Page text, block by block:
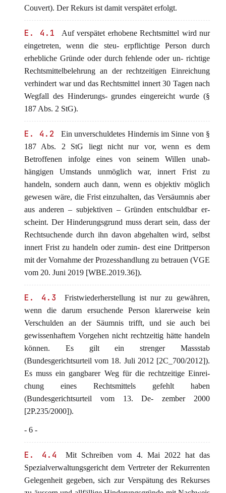
Couvert). Der Rekurs ist damit verspätet erfolgt.
E. 4.1
Auf verspätet erhobene Rechtsmittel wird nur
eingetreten, wenn die steu- erpflichtige Person durch
erhebliche Gründe oder durch fehlende oder un- richtige
Rechtsmittelbelehrung an der rechtzeitigen Einreichung
verhindert war und das Rechtsmittel innert 30 Tagen nach
Wegfall des Hinderungs- grundes eingereicht wurde (§
187 Abs. 2 StG).
E. 4.2
Ein unverschuldetes Hindernis im Sinne von §
187 Abs. 2 StG liegt nicht nur vor, wenn es dem
Betroffenen infolge eines von seinem Willen unab-
hängigen Umstands unmöglich war, innert Frist zu
handeln, sondern auch dann, wenn es objektiv möglich
gewesen wäre, die Frist einzuhalten, das Versäumnis aber
aus anderen – subjektiven – Gründen entschuldbar er-
scheint. Der Hinderungsgrund muss derart sein, dass der
Rechtsuchende durch ihn davon abgehalten wird, selbst
innert Frist zu handeln oder zumin- dest eine Drittperson
mit der Vornahme der Prozesshandlung zu betrauen (VGE
vom 20. Juni 2019 [WBE.2019.36]).
E. 4.3
Fristwiederherstellung ist nur zu gewähren,
wenn die darum ersuchende Person klarerweise kein
Verschulden an der Säumnis trifft, und sie auch bei
gewissenhaftem Vorgehen nicht rechtzeitig hätte handeln
können. Es gilt ein strenger Massstab
(Bundesgerichtsurteil vom 18. Juli 2012 [2C_700/2012]).
Es muss ein gangbarer Weg für die rechtzeitige Einrei-
chung eines Rechtsmittels gefehlt haben
(Bundesgerichtsurteil vom 13. De- zember 2000
[2P.235/2000]).
- 6 -
E. 4.4
Mit Schreiben vom 4. Mai 2022 hat das
Spezialverwaltungsgericht dem Vertreter der Rekurrenten
Gelegenheit gegeben, sich zur Verspätung des Rekurses